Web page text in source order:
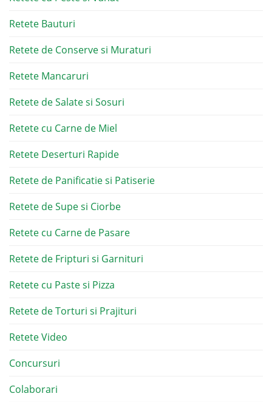
Retete Bauturi
Retete de Conserve si Muraturi
Retete Mancaruri
Retete de Salate si Sosuri
Retete cu Carne de Miel
Retete Deserturi Rapide
Retete de Panificatie si Patiserie
Retete de Supe si Ciorbe
Retete cu Carne de Pasare
Retete de Fripturi si Garnituri
Retete cu Paste si Pizza
Retete de Torturi si Prajituri
Retete Video
Concursuri
Colaborari